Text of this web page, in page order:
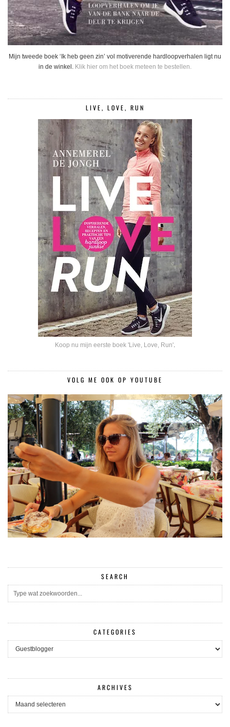
Mijn tweede boek ‘Ik heb geen zin’ vol motiverende hardloopverhalen ligt nu
in de winkel. Klik hier om het boek meteen te bestellen.
LIVE, LOVE, RUN
Koop nu mijn eerste boek 'Live, Love, Run'.
VOLG ME OOK OP YOUTUBE
SEARCH
CATEGORIES
CATEGORIES
ARCHIVES
ARCHIVES